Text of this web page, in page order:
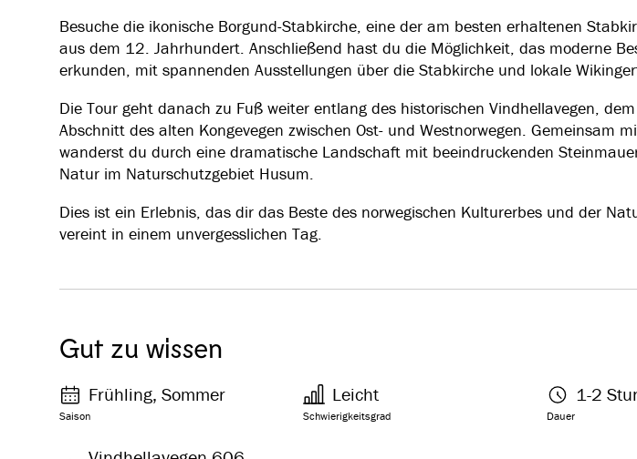
Besuche die ikonische Borgund-Stabkirche, eine der am besten erhaltenen
aus dem 12. Jahrhundert. Anschließend hast du die Möglichkeit, das moderne
erkunden, mit spannenden Ausstellungen über die Stabkirche und lokale
Die Tour geht danach zu Fuß weiter entlang des historischen Vindhellavegen,
Abschnitt des alten Kongevegen zwischen Ost- und Westnorwegen. Gemeinsam
wanderst du durch eine dramatische Landschaft mit beeindruckenden
Natur im Naturschutzgebiet Husum.
Dies ist ein Erlebnis, das dir das Beste des norwegischen Kulturerbes und der
vereint in einem unvergesslichen Tag.
Gut zu wissen
Saison
Frühling, Sommer
Schwierigkeitsgrad
Leicht
Dauer
1-2